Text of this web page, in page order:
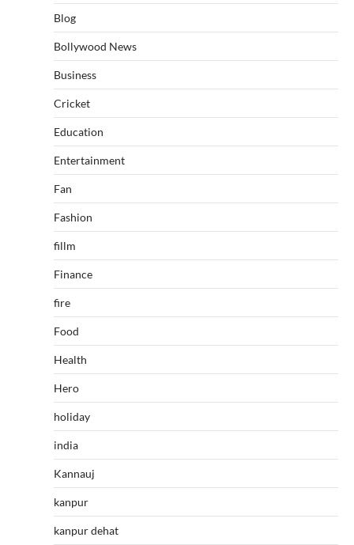
Blog
Bollywood News
Business
Cricket
Education
Entertainment
Fan
Fashion
fillm
Finance
fire
Food
Health
Hero
holiday
india
Kannauj
kanpur
kanpur dehat